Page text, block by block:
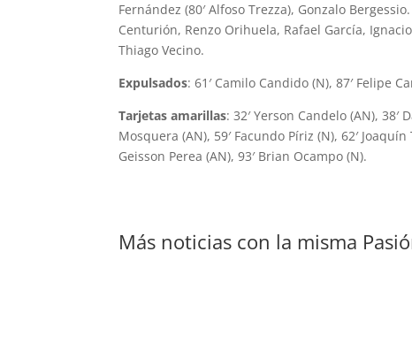
Fernández (80′ Alfoso Trezza), Gonzalo Bergessio.
Centurión, Renzo Orihuela, Rafael García,
Thiago Vecino.
Expulsados: 61′ Camilo Candido (N), 87′ Felipe
Tarjetas amarillas: 32′ Yerson Candelo (AN), 38′
Mosquera (AN), 59′ Facundo Píriz (N), 62′
Geisson Perea (AN), 93′ Brian Ocampo (N).
Más noticias con la misma